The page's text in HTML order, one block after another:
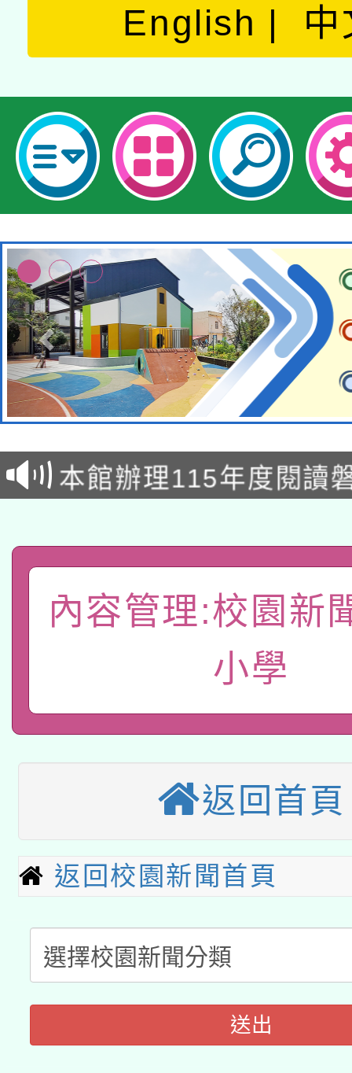
English 中
本校115學年度第2次
招)
適應運動共學行動站研
本館辦理115年度閱讀
礎課程
A3數位素養講師名單
「數位內容與教學軟體
pilot」
有關大陸委員會函釋公
薪期間赴陸應申請許可
轉知經濟部水利署委託
業技術研究院辦理「
用水績優單位及節水達
115年8月22日(星期六
開 智慧啟航」
本校115學年度第2次
招)
適應運動共學行動站研
本館辦理115年度閱讀
科技賦能─人工智慧
礎課程
A3數位素養講師名單
「數位內容與教學軟體
有關大陸委員會函釋公
內容管理:校園新
小學
返回首頁
返回校園新聞首頁
送出